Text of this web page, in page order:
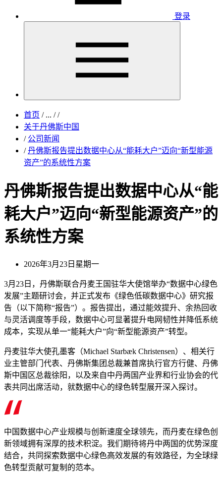
登录
首页 /... / /
关于丹佛斯中国
/ 公司新闻
/ 丹佛斯报告提出数据中心从“能耗大户”迈向“新型能源
资产”的系统性方案
丹佛斯报告提出数据中心从“能
耗大户”迈向“新型能源资产”的
系统性方案
2026年3月23日星期一
3月23日，丹佛斯联合丹麦王国驻华大使馆举办“数据中心绿色
发展”主题研讨会，并正式发布《绿色低碳数据中心》研究报
告（以下简称“报告”）。报告提出，通过能效提升、余热回收
与灵活调度等手段，数据中心可显著提升电网韧性并降低系统
成本，实现从单一“能耗大户”向“新型能源资产”转型。
丹麦驻华大使孔墨客（Michael Starbæk Christensen）、相关行
业主管部门代表、丹佛斯集团总裁兼首席执行官方行健、丹佛
斯中国区总裁徐阳，以及来自中丹两国产业界和行业协会的代
表共同出席活动，就数据中心的绿色转型展开深入探讨。
中国数据中心产业规模与创新速度全球领先，而丹麦在绿色创
新领域拥有深厚的技术积淀。我们期待将丹中两国的优势深度
结合，共同探索数据中心绿色高效发展的有效路径，为全球绿
色转型贡献可复制的范本。